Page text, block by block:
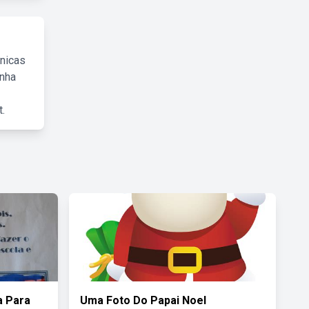
Para Uma Foto Do Papai Noel